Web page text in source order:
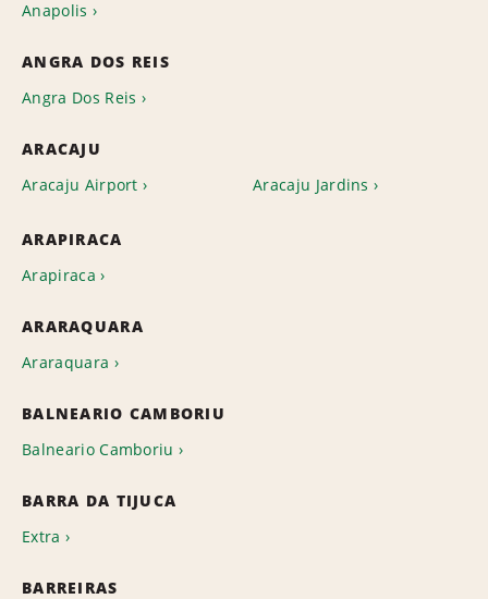
Anapolis
ANGRA DOS REIS
Angra Dos Reis
ARACAJU
Aracaju Airport
Aracaju Jardins
ARAPIRACA
Arapiraca
ARARAQUARA
Araraquara
BALNEARIO CAMBORIU
Balneario Camboriu
BARRA DA TIJUCA
Extra
BARREIRAS